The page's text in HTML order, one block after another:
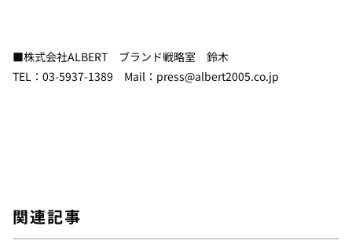
■株式会社ALBERT ブランド戦略室 鈴木
TEL：03-5937-1389 Mail ： press@albert2005.co.jp
関連記事